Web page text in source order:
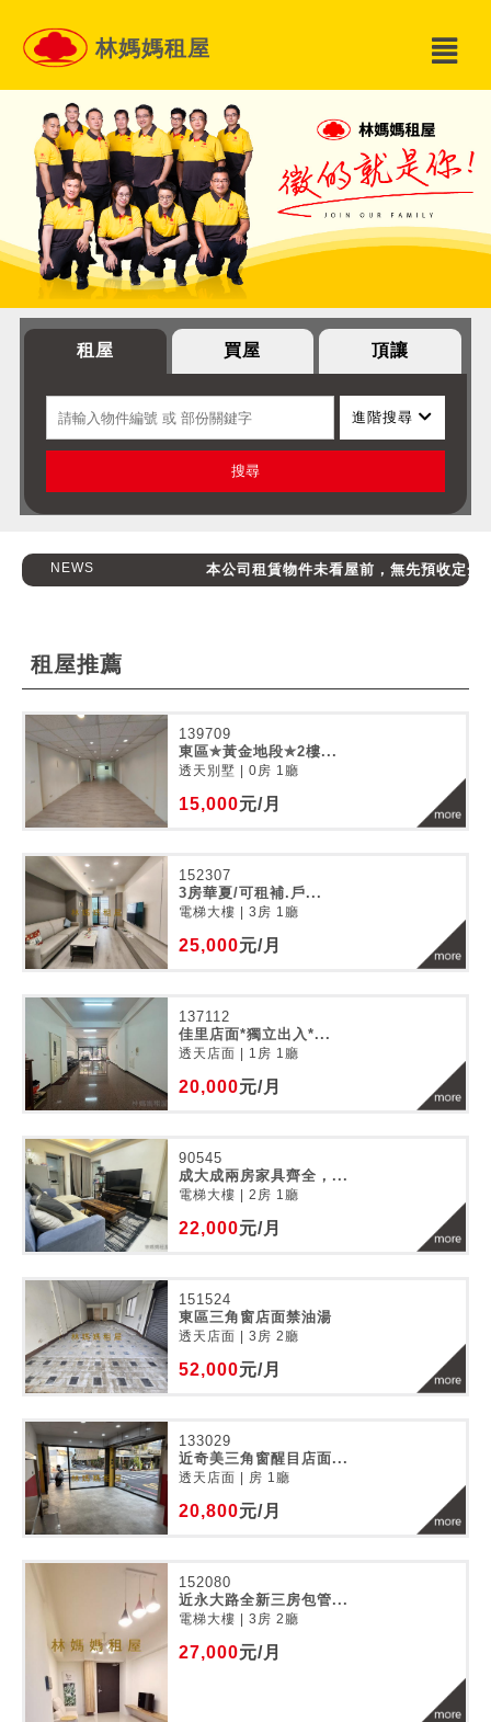
林媽媽租屋
租屋 買屋 頂讓
進階搜尋
搜尋
NEWS 本公司租賃物件未看屋前，無先預收定金，
租屋推薦
139709
東區✯黃金地段✯2樓...
透天別墅 | 0房 1廳
15,000元/月
152307
3房華夏/可租補.戶...
電梯大樓 | 3房 1廳
25,000元/月
137112
佳里店面*獨立出入*...
透天店面 | 1房 1廳
20,000元/月
90545
成大成兩房家具齊全，...
電梯大樓 | 2房 1廳
22,000元/月
151524
東區三角窗店面禁油湯
透天店面 | 3房 2廳
52,000元/月
133029
近奇美三角窗醒目店面...
透天店面 | 房 1廳
20,800元/月
152080
近永大路全新三房包管...
電梯大樓 | 3房 2廳
27,000元/月